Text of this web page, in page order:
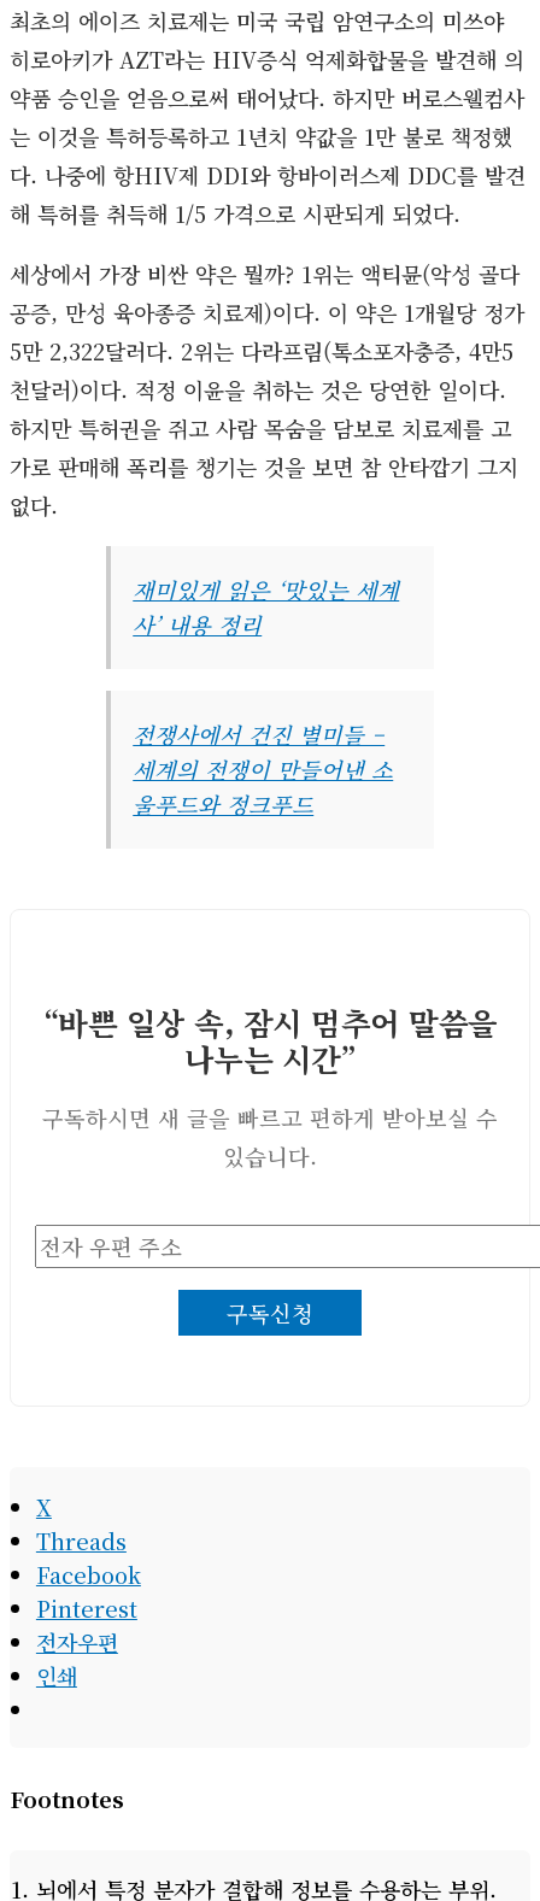
최초의 에이즈 치료제는 미국 국립 암연구소의 미쓰야
히로아키가 AZT라는 HIV증식 억제화합물을 발견해 의
약품 승인을 얻음으로써 태어났다. 하지만 버로스웰컴사
는 이것을 특허등록하고 1년치 약값을 1만 불로 책정했
다. 나중에 항HIV제 DDI와 항바이러스제 DDC를 발견
해 특허를 취득해 1/5 가격으로 시판되게 되었다.
세상에서 가장 비싼 약은 뭘까? 1위는 액티뮨(악성 골다
공증, 만성 육아종증 치료제)이다. 이 약은 1개월당 정가
5만 2,322달러다. 2위는 다라프림(톡소포자충증, 4만5
천달러)이다. 적정 이윤을 취하는 것은 당연한 일이다.
하지만 특허권을 쥐고 사람 목숨을 담보로 치료제를 고
가로 판매해 폭리를 챙기는 것을 보면 참 안타깝기 그지
없다.
재미있게 읽은 ‘맛있는 세계
사’ 내용 정리
전쟁사에서 건진 별미들 –
세계의 전쟁이 만들어낸 소
울푸드와 정크푸드
“바쁜 일상 속, 잠시 멈추어 말씀을
나누는 시간”
구독하시면 새 글을 빠르고 편하게 받아보실 수
있습니다.
전
구독신청
X
Threads
Facebook
Pinterest
전자우편
인쇄
Footnotes
뇌에서 특정 분자가 결합해 정보를 수용하는 부위.